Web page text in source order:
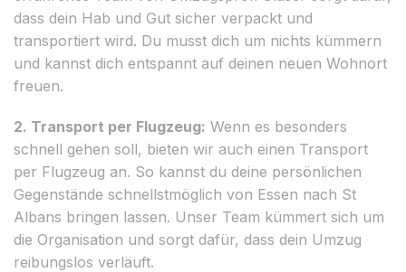
dass dein Hab und Gut sicher verpackt und
transportiert wird. Du musst dich um nichts kümmern
und kannst dich entspannt auf deinen neuen Wohnort
freuen.
2. Transport per Flugzeug: Wenn es besonders
schnell gehen soll, bieten wir auch einen Transport
per Flugzeug an. So kannst du deine persönlichen
Gegenstände schnellstmöglich von Essen nach St
Albans bringen lassen. Unser Team kümmert sich um
die Organisation und sorgt dafür, dass dein Umzug
reibungslos verläuft.